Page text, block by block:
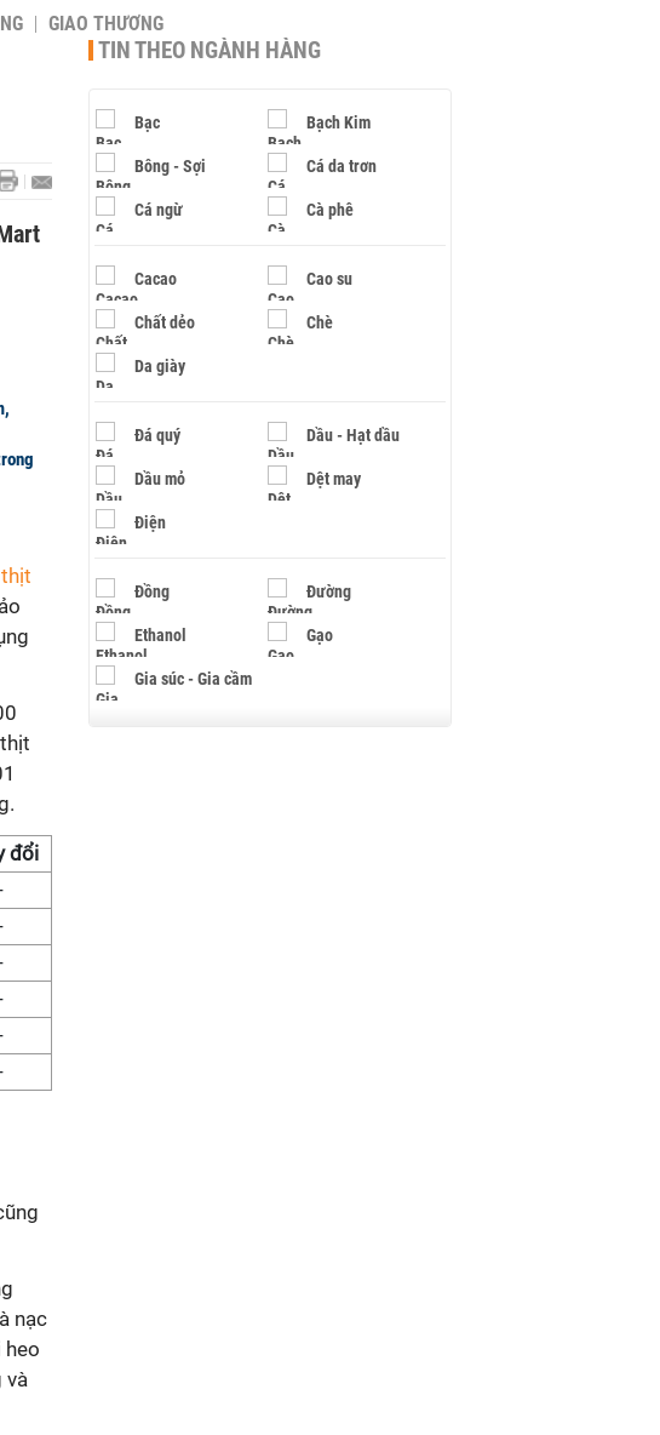
GIAO THƯƠNG
đổi
nạc
và
TIN THEO NGÀNH HÀNG
Bạc Bạch Kim
Bông - Sợi Cá da trơn
Cá ngừ Cà phê
Cacao Cao su
Chất dẻo Chè
Da giày
Đá quý Dầu - Hạt dầu
Dầu mỏ Dệt may
Điện
Đồng Đường
Ethanol Gạo
Gia súc - Gia cầm